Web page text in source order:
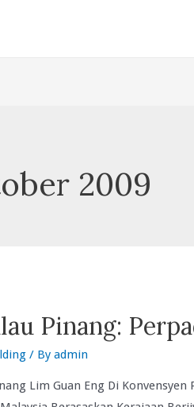
2009
Pinang:
/ Byadmin
Lim Guan Eng Di Konvensyen